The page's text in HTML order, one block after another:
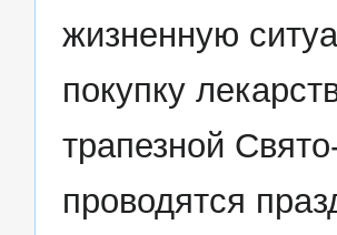
жизненную
покупку
трапезной
проводятся